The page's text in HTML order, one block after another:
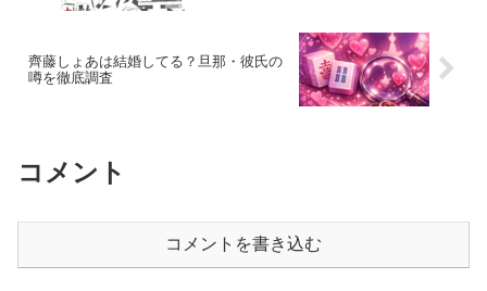
齊藤しょあは結婚してる？旦那・彼氏の
噂を徹底調査
コメント
コメントを書き込む